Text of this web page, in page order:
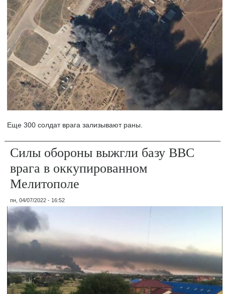
Еще 300 солдат врага зализывают раны.
Силы обороны выжгли базу ВВС
врага в оккупированном
Мелитополе
пн, 04/07/2022 - 16:52